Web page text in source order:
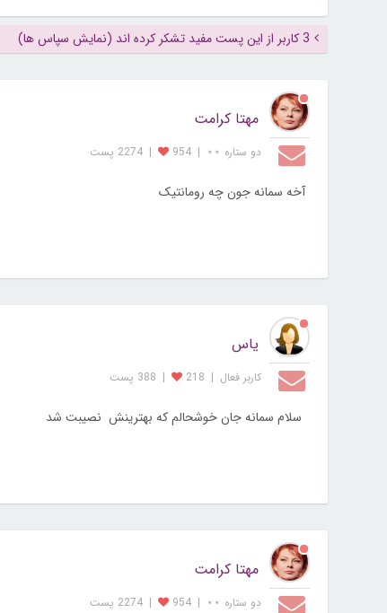
3 کاربر از این پست مفید تشکر کرده اند (نمایش سپاس ها)
مهتا کرامت
دو ستاره ⋆⋆ |
954
| 2274 پست
آخه سمانه جون چه رومانتیک
یاس
کاربر فعال |
218
| 388 پست
سلام سمانه جان خوشحالم که بهترینش نصیبت شد
مهتا کرامت
دو ستاره ⋆⋆ |
954
| 2274 پست